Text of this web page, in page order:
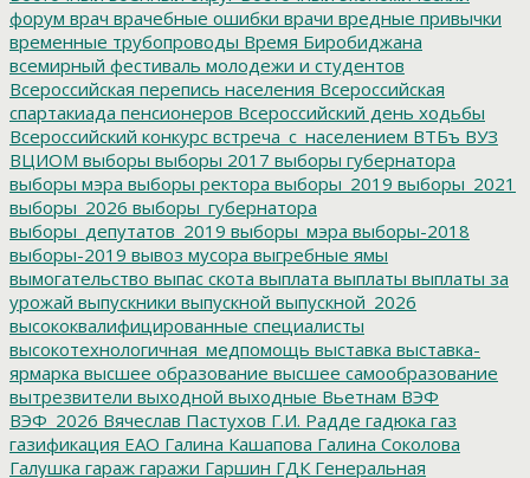
форум врач врачебные ошибки врачи вредные привычки
временные трубопроводы Время Биробиджана
всемирный фестиваль молодежи и студентов
Всероссийская перепись населения Всероссийская
спартакиада пенсионеров Всероссийский день ходьбы
Всероссийский конкурс встреча_с_населением ВТБъ ВУЗ
ВЦИОМ выборы выборы 2017 выборы губернатора
выборы мэра выборы ректора выборы_2019 выборы_2021
выборы_2026 выборы_губернатора
выборы_депутатов_2019 выборы_мэра выборы-2018
выборы-2019 вывоз мусора выгребные ямы
вымогательство выпас скота выплата выплаты выплаты за
урожай выпускники выпускной выпускной_2026
высококвалифицированные специалисты
высокотехнологичная_медпомощь выставка выставка-
ярмарка высшее образование высшее самообразование
вытрезвители выходной выходные Вьетнам ВЭФ
ВЭФ_2026 Вячеслав Пастухов Г.И. Радде гадюка газ
газификация ЕАО Галина Кашапова Галина Соколова
Галушка гараж гаражи Гаршин ГДК Генеральная